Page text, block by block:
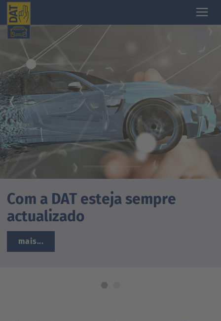
Com a DAT esteja sempre
actualizado
mais...